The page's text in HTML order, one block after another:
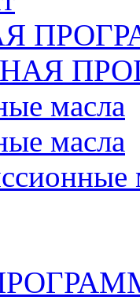
масла
масла